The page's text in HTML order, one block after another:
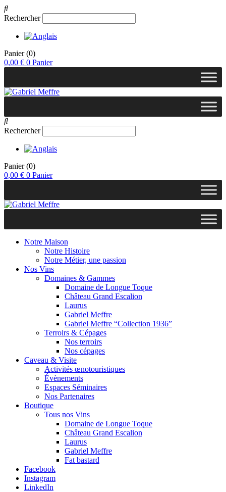
Rechercher
Panier (0)
0,00 € 0 Panier
Rechercher
Panier (0)
0,00 € 0 Panier
Notre Maison
Notre Histoire
Notre Métier, une passion
Nos Vins
Domaines & Gammes
Domaine de Longue Toque
Château Grand Escalion
Laurus
Gabriel Meffre
Gabriel Meffre “Collection 1936”
Terroirs & Cépages
Nos terroirs
Nos cépages
Caveau & Visite
Activités œnotouristiques
Évènements
Espaces Séminaires
Nos Partenaires
Boutique
Tous nos Vins
Domaine de Longue Toque
Château Grand Escalion
Laurus
Gabriel Meffre
Fat bastard
Facebook
Instagram
LinkedIn